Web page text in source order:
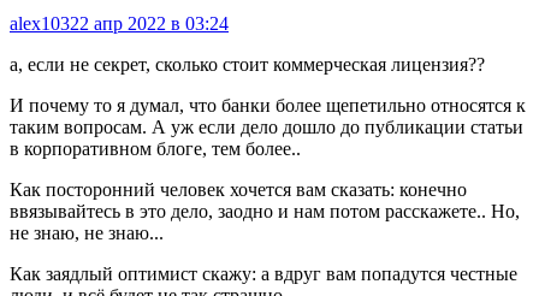
alex10322 апр 2022 в 03:24
а, если не секрет, сколько стоит коммерческая лицензия??
И почему то я думал, что банки более щепетильно относятся к
таким вопросам. А уж если дело дошло до публикации статьи
в корпоративном блоге, тем более..
Как посторонний человек хочется вам сказать: конечно
ввязывайтесь в это дело, заодно и нам потом расскажете.. Но,
не знаю, не знаю...
Как заядлый оптимист скажу: а вдруг вам попадутся честные